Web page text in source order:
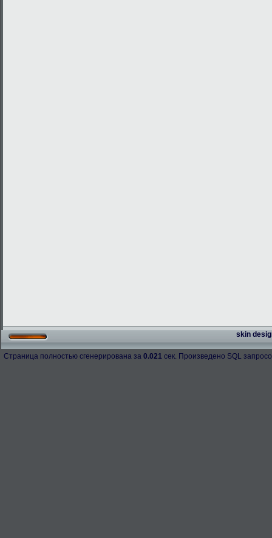
skin
Страница полностью сгенерирована за 0.021 сек. Произведено SQL